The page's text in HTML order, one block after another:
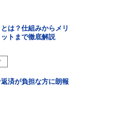
は？仕組みからメリ
トまで徹底解説
済が負担な方に朗報